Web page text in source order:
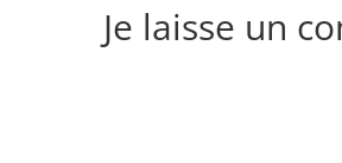
Je laisse un